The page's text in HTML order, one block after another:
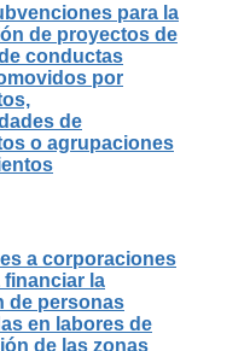
para la
de proyectos de
conductas
por
de
o agrupaciones
a corporaciones
financiar la
de personas
en labores de
de las zonas